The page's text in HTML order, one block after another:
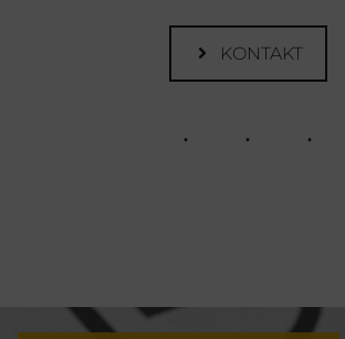
KONTAKT